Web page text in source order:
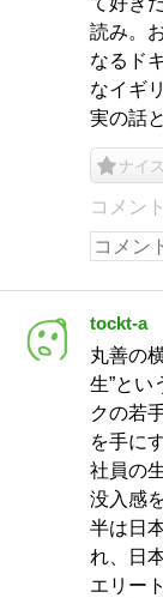
読み。
なるド
なイギ
実の話
ナイス
コメン
tockt-a
丸善の
生”とい
クの若
を手に
社員の
没入感
半は日
れ、日
エリー